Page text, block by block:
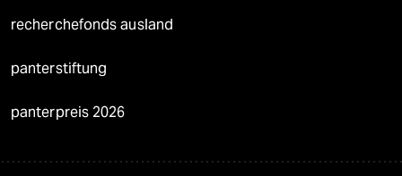
recherchefonds ausland
panterstiftung
panterpreis 2026